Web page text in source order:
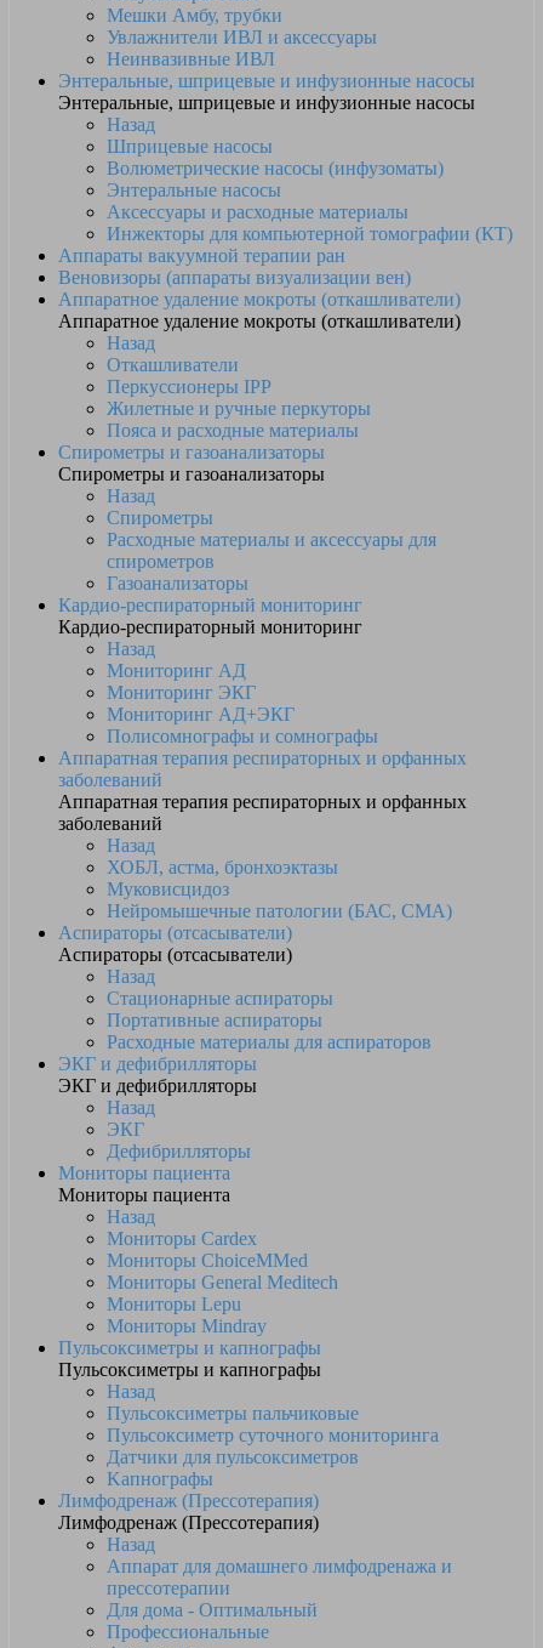
Мешки Амбу, трубки
Увлажнители ИВЛ и аксессуары
Неинвазивные ИВЛ
Энтеральные, шприцевые и инфузионные насосы
Энтеральные, шприцевые и инфузионные насосы
Назад
Шприцевые насосы
Волюметрические насосы (инфузоматы)
Энтеральные насосы
Аксессуары и расходные материалы
Инжекторы для компьютерной томографии (КТ)
Аппараты вакуумной терапии ран
Веновизоры (аппараты визуализации вен)
Аппаратное удаление мокроты (откашливатели)
Аппаратное удаление мокроты (откашливатели)
Назад
Откашливатели
Перкуссионеры IPP
Жилетные и ручные перкуторы
Пояса и расходные материалы
Спирометры и газоанализаторы
Спирометры и газоанализаторы
Назад
Спирометры
Расходные материалы и аксессуары для
спирометров
Газоанализаторы
Кардио-респираторный мониторинг
Кардио-респираторный мониторинг
Назад
Мониторинг АД
Мониторинг ЭКГ
Мониторинг АД+ЭКГ
Полисомнографы и сомнографы
Аппаратная терапия респираторных и орфанных
заболеваний
Аппаратная терапия респираторных и орфанных
заболеваний
Назад
ХОБЛ, астма, бронхоэктазы
Муковисцидоз
Нейромышечные патологии (БАС, СМА)
Аспираторы (отсасыватели)
Аспираторы (отсасыватели)
Назад
Стационарные аспираторы
Портативные аспираторы
Расходные материалы для аспираторов
ЭКГ и дефибрилляторы
ЭКГ и дефибрилляторы
Назад
ЭКГ
Дефибрилляторы
Мониторы пациента
Мониторы пациента
Назад
Мониторы Cardex
Мониторы ChoiceMMed
Мониторы General Meditech
Мониторы Lepu
Мониторы Mindray
Пульсоксиметры и капнографы
Пульсоксиметры и капнографы
Назад
Пульсоксиметры пальчиковые
Пульсоксиметр суточного мониторинга
Датчики для пульсоксиметров
Kапнографы
Лимфодренаж (Прессотерапия)
Лимфодренаж (Прессотерапия)
Назад
Аппарат для домашнего лимфодренажа и
прессотерапии
Для дома - Оптимальный
Профессиональные